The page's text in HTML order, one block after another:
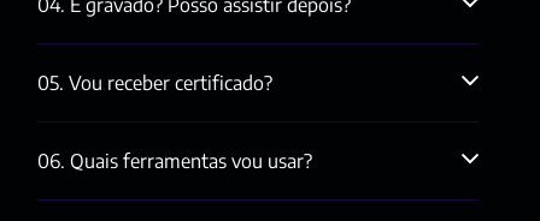
04. É gravado? Posso assistir depois?
05. Vou receber certificado?
06. Quais ferramentas vou usar?